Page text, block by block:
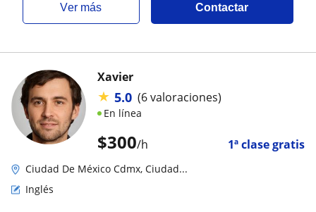
ver más Contactar
$300/h 1ª clase gratis
Xavier
★ 5.0 (6 valoraciones)
En línea
Ciudad De México Cdmx, Ciudad...
Inglés